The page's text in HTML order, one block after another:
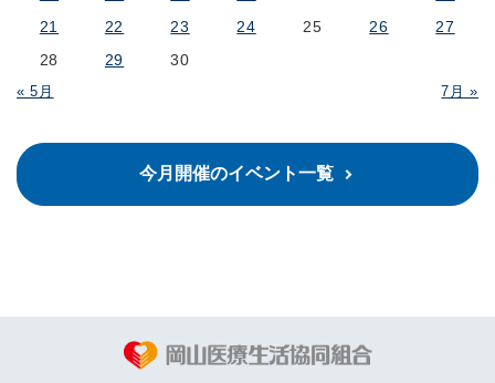
« 5月 7月 »
21
22 23 24 25 26
27
28
29 30
今月開催のイベント一覧